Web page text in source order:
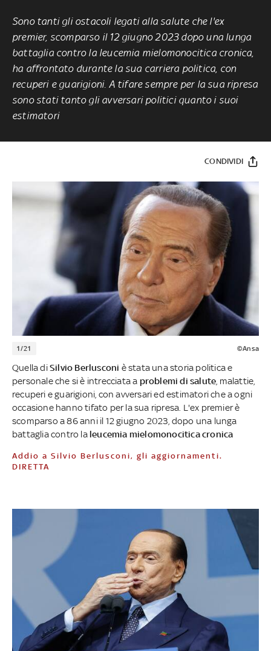
Sono tanti gli ostacoli legati alla salute che l'ex
premier, scomparso il 12 giugno 2023 dopo una lunga
battaglia contro la leucemia mielomonocitica cronica,
ha affrontato durante la sua carriera politica, con
recuperi e guarigioni. A tifare sempre per la sua ripresa
sono stati tanto gli avversari politici quanto i suoi
estimatori
CONDIVIDI
1/21 ©Ansa
Quella diSilvio Berlusconi è stata una storia politica e
personale che si è intrecciata a problemi di salute , malattie,
recuperi e guarigioni, con avversari ed estimatori che a ogni
occasione hanno tifato per la sua ripresa. L'ex premier è
scomparso a 86 anni il 12 giugno 2023, dopo una lunga
battaglia contro la leucemia mielomonocitica cronica
Addio a Silvio Berlusconi, gli aggiornamenti.
DIRETTA